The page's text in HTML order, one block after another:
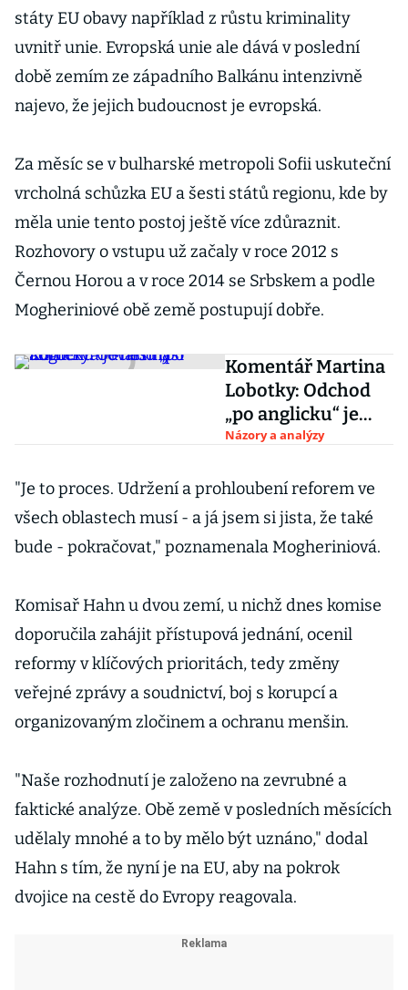
státy EU obavy například z růstu kriminality
uvnitř unie. Evropská unie ale dává v poslední
době zemím ze západního Balkánu intenzivně
najevo, že jejich budoucnost je evropská.
Za měsíc se v bulharské metropoli Sofii uskuteční
vrcholná schůzka EU a šesti států regionu, kde by
měla unie tento postoj ještě více zdůraznit.
Rozhovory o vstupu už začaly v roce 2012 s
Černou Horou a v roce 2014 se Srbskem a podle
Mogheriniové obě země postupují dobře.
Komentář Martina
Lobotky: Odchod
„po anglicku“ je
nesmysl
Názory a analýzy
"Je to proces. Udržení a prohloubení reforem ve
všech oblastech musí - a já jsem si jista, že také
bude - pokračovat," poznamenala Mogheriniová.
Komisař Hahn u dvou zemí, u nichž dnes komise
doporučila zahájit přístupová jednání, ocenil
reformy v klíčových prioritách, tedy změny
veřejné zprávy a soudnictví, boj s korupcí a
organizovaným zločinem a ochranu menšin.
"Naše rozhodnutí je založeno na zevrubné a
faktické analýze. Obě země v posledních měsících
udělaly mnohé a to by mělo být uznáno," dodal
Hahn s tím, že nyní je na EU, aby na pokrok
dvojice na cestě do Evropy reagovala.